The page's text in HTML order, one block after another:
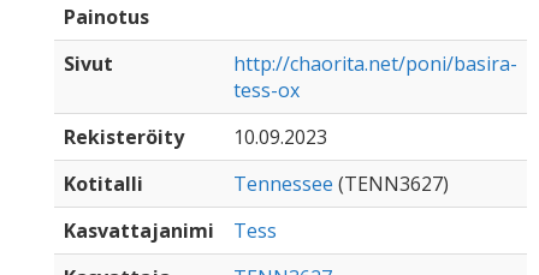
Painotus
Sivut
http://chaorita.net/poni/basira-
tess-ox
Rekisteröity
10.09.2023
Kotitalli
Tennessee (TENN3627)
Kasvattajanimi
Tess